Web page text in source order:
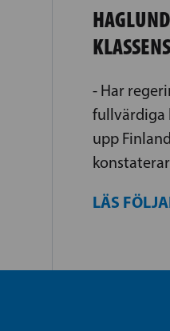
- Har
fullvärdiga
upp
LÄS